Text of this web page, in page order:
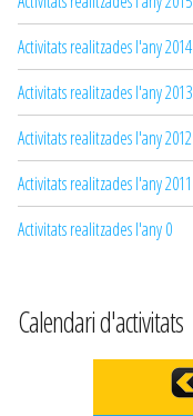
Activitats realitzades l'any 2014
Activitats realitzades l'any 2013
Activitats realitzades l'any 2012
Activitats realitzades l'any 2011
Activitats realitzades l'any 0
Calendari d'activitats